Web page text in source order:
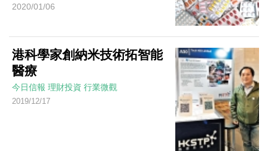
2020/01/06
港科學家創納米技術拓智能
醫療
今日信報 理財投資 行業微觀
2019/12/17